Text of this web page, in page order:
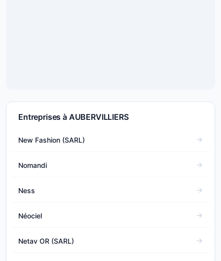
Entreprises à AUBERVILLIERS
New Fashion (SARL)
Nomandi
Ness
Néociel
Netav OR (SARL)